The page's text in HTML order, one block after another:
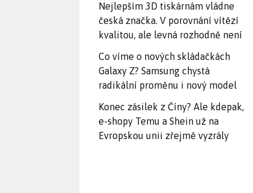
Nejlepším 3D tiskárnám vládne
česká značka. V porovnání vítězí
kvalitou, ale levná rozhodně není
Co víme o nových skládačkách
Galaxy Z? Samsung chystá
radikální proměnu i nový model
Konec zásilek z Číny? Ale kdepak,
e-shopy Temu a Shein už na
Evropskou unii zřejmě vyzrály